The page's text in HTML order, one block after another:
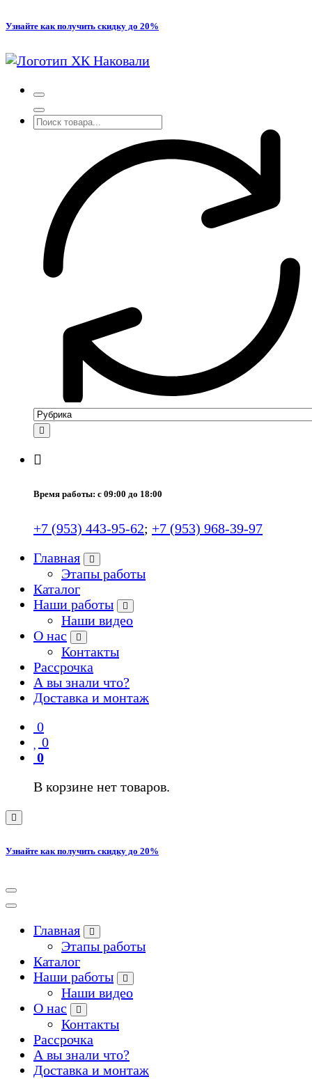
Перейти
содержимому
Узнайте как получить скидку до 20%
Время работы: с 09:00 до 18:00
+7 (953) 443-95-62; +7 (953) 968-39-97
Главная
Этапы работы
Каталог
Наши работы
Наши видео
О нас
Контакты
Рассрочка
А вы знали что?
Доставка и монтаж
0
0
0
В корзине нет товаров.
Узнайте как получить скидку до 20%
Главная
Этапы работы
Каталог
Наши работы
Наши видео
О нас
Контакты
Рассрочка
А вы знали что?
Доставка и монтаж